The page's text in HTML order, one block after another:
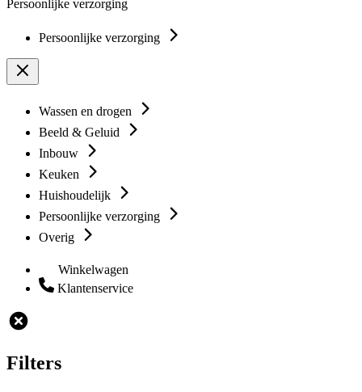
Persoonlijke verzorging
Persoonlijke verzorging
Wassen en drogen
Beeld & Geluid
Inbouw
Keuken
Huishoudelijk
Persoonlijke verzorging
Overig
Winkelwagen
Klantenservice
Filters